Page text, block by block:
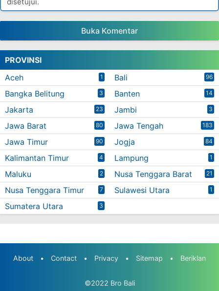
Buka Komentar
PROVINSI
Aceh
1 Bali 96
Bangka Belitung 3 Banten 14
Jakarta 23 Jambi 3
Jawa Barat 80 Jawa Tengah 183
Jawa Timur 90 Jogja 84
Kalimantan Timur 4 Lampung 1
Maluku 2 Nusa Tenggara Barat 21
Nusa Tenggara Timur 7 Sulawesi Utara 1
Sumatera Utara 3
About • Contact • Privacy • Sitemap • Beriklan
©2022 Bro Bali